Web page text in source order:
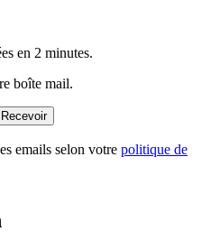
en 2 minutes.
boîte mail.
Recevoir
emails selon votre politique de